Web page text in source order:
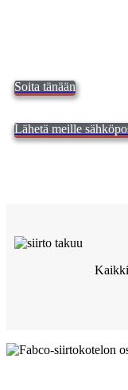
Soita tänään
Lähetä meille
Kaikki